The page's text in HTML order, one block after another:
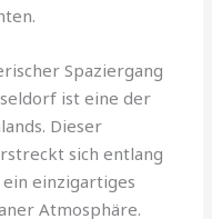
Spaziergang
ist eine der
Dieser
sich entlang
einzigartiges
Atmosphäre.